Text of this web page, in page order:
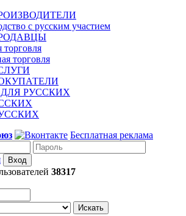
с русским участием
торговля
торговля
РУССКИХ
Бесплатная реклама
38317
Искать